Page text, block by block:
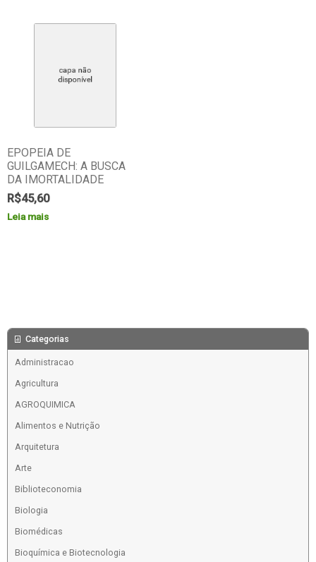
EPOPEIA DE
GUILGAMECH: A BUSCA
DA IMORTALIDADE
R$45,60
Leia mais
Categorias
Administracao
Agricultura
AGROQUIMICA
Alimentos e Nutrição
Arquitetura
Arte
Biblioteconomia
Biologia
Biomédicas
Bioquímica e Biotecnologia